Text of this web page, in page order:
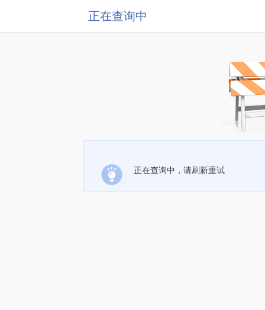
正在查询中
正在查询中，请刷新重试